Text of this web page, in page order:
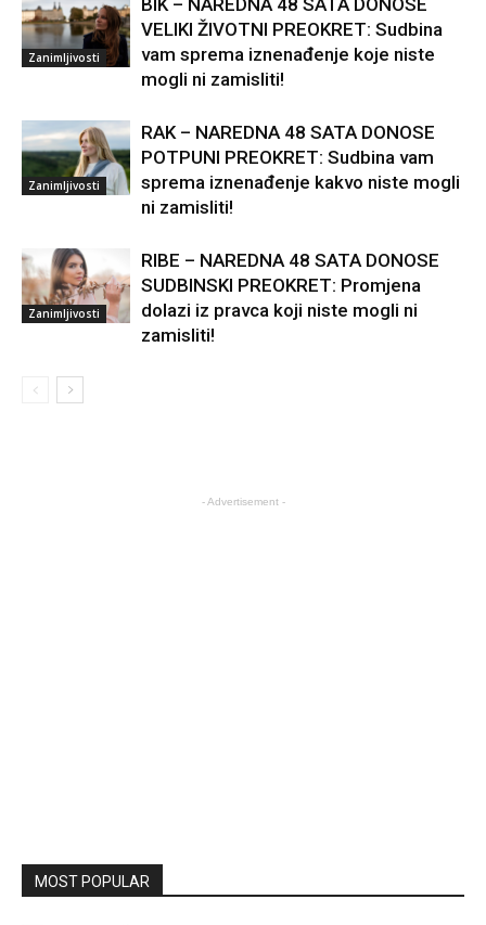
Zanimljivosti
VELIKI ŽIVOTNI PREOKRET: Sudbina
vam sprema iznenađenje koje niste
mogli ni zamisliti!
Zanimljivosti
RAK – NAREDNA 48 SATA DONOSE
POTPUNI PREOKRET: Sudbina vam
sprema iznenađenje kakvo niste mogli
ni zamisliti!
Zanimljivosti
RIBE – NAREDNA 48 SATA DONOSE
SUDBINSKI PREOKRET: Promjena
dolazi iz pravca koji niste mogli ni
zamisliti!
- Advertisement -
MOST POPULAR